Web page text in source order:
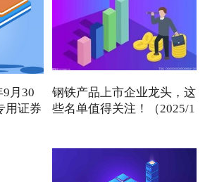
月30
用证券
钢铁产品上市企业龙头，这
些名单值得关注！（2025/1